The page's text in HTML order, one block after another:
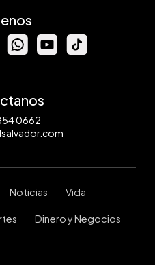
0662
Noticias Vida
Dinero y Negocios